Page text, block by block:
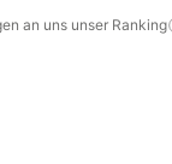
an uns unser Ranking
hinzufügen